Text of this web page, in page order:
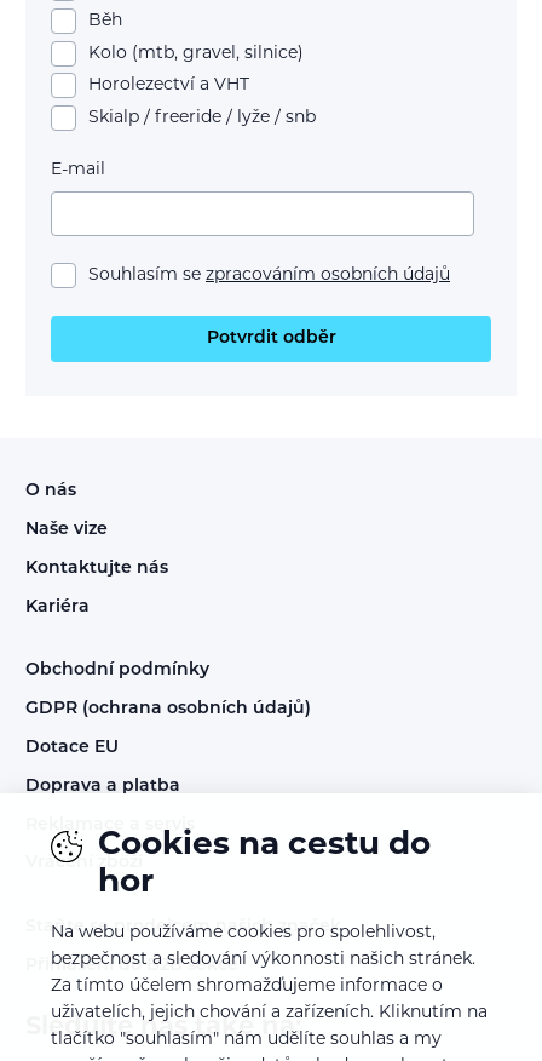
Běh
Kolo (mtb, gravel, silnice)
Horolezectví a VHT
Skialp / freeride / lyže / snb
E-mail
Souhlasím se zpracováním osobních údajů
Potvrdit odběr
O nás
Naše vize
Kontaktujte nás
Kariéra
Obchodní podmínky
GDPR (ochrana osobních údajů)
Dotace EU
Doprava a platba
Reklamace a servis
Vrácení zboží
Staňte se prodejcem našich značek
Přihlášení do B2B sekce
Sledujte nás také na:
Cookies na cestu do
hor
Na webu používáme cookies pro spolehlivost,
bezpečnost a sledování výkonnosti našich stránek.
Za tímto účelem shromažďujeme informace o
uživatelích, jejich chování a zařízeních. Kliknutím na
tlačítko "souhlasím" nám udělíte souhlas a my